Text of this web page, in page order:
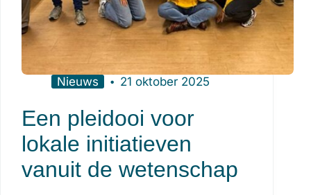
Nieuws 21 oktober 2025
Een pleidooi voor
lokale initiatieven
vanuit de wetenschap